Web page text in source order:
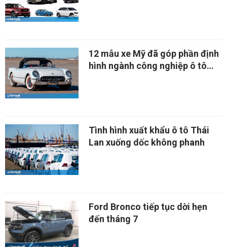
12 mẫu xe Mỹ đã góp phần định
hình ngành công nghiệp ô tô
Tình hình xuất khẩu ô tô Thái
Lan xuống dốc không phanh
Ford Bronco tiếp tục dời hẹn
đến tháng 7